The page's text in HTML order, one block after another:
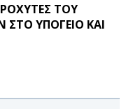
ΤΟΥ
ΥΠΟΓΕΙΟ ΚΑΙ